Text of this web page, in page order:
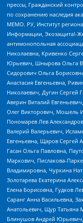
прессы, Гражданский
по сохранению наследия
МЕМО. РУ, Институт
Информации, Экозащита!-
антимонопольная
Николаевна, Кривенко
Юрьевич, Шнырова Ольга
Сидорович Ольга
Анастасия Евгеньевна,
Николаевич, Дугин Сергей
Аверин Виталий
Олег Викторович, Мошель
Пономарев Лев
Валерий Валерьевич,
Евгеньевна, Щаров Сергей
Гасан Ольга Павловна,
Маркович, Пислакова-
Владимировна, Чуркина
Золотарева Екатерина
Елена Борисовна, Гудков
Саранг Анна Васильевна,
Анатольевич, Щур Татьяна
Блинушов Андрей Юрьевич,